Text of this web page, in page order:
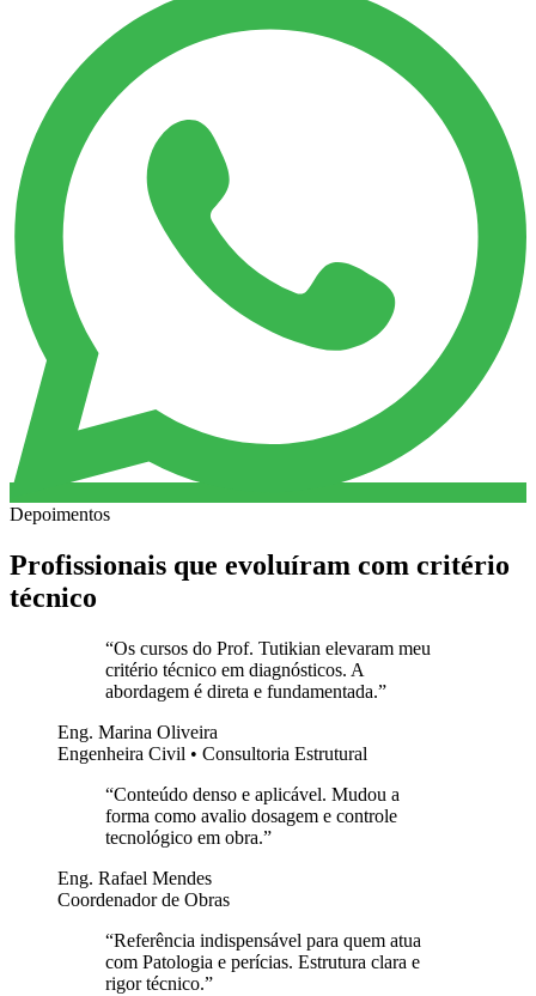
Depoimentos
Profissionais que evoluíram com critério
técnico
“Os cursos do Prof. Tutikian elevaram meu
critério técnico em diagnósticos. A
abordagem é direta e fundamentada.”
Eng. Marina Oliveira
Engenheira Civil • Consultoria Estrutural
“Conteúdo denso e aplicável. Mudou a
forma como avalio dosagem e controle
tecnológico em obra.”
Eng. Rafael Mendes
Coordenador de Obras
“Referência indispensável para quem atua
com Patologia e perícias. Estrutura clara e
rigor técnico.”